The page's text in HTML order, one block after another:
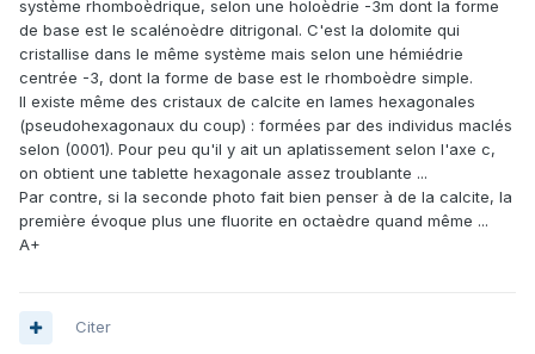
système rhomboèdrique, selon une holoèdrie -3m dont la forme
de base est le scalénoèdre ditrigonal. C'est la dolomite qui
cristallise dans le même système mais selon une hémiédrie
centrée -3, dont la forme de base est le rhomboèdre simple.
Il existe même des cristaux de calcite en lames hexagonales
(pseudohexagonaux du coup) : formées par des individus maclés
selon (0001). Pour peu qu'il y ait un aplatissement selon l'axe c,
on obtient une tablette hexagonale assez troublante ...
Par contre, si la seconde photo fait bien penser à de la calcite, la
première évoque plus une fluorite en octaèdre quand même ...
A+
Citer